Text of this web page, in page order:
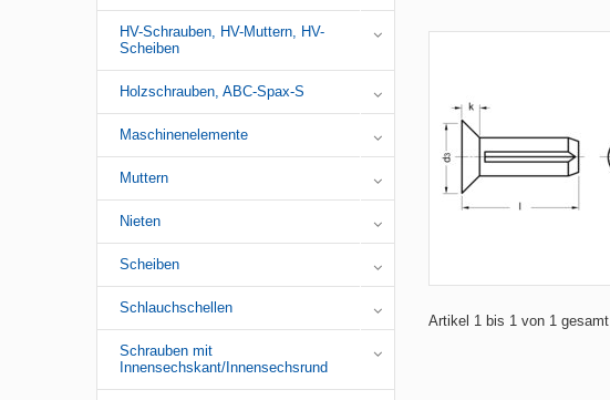
Artikel 1 bis 1 von 1 gesamt
HV-Schrauben, HV-Muttern, HV-
Scheiben
Holzschrauben, ABC-Spax-S
Maschinenelemente
Muttern
Nieten
Scheiben
Schlauchschellen
Schrauben mit
Innensechskant/Innensechsrund